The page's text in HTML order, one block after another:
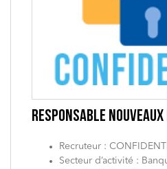
RESPONSABLE
Recruteur :
Secteur d’activité :